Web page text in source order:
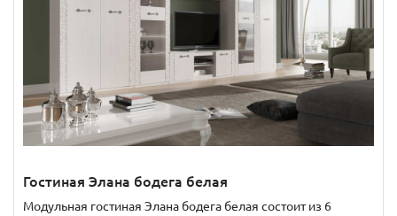
Гостиная Элана бодега белая
Модульная гостиная Элана бодега белая состоит из 6